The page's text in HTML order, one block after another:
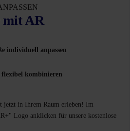
AR
individuell anpassen
kombinieren
jetzt in Ihrem Raum erleben! Im
Logo anklicken für unsere kostenlose